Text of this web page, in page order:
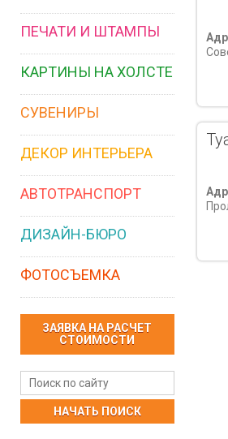
ПЕЧАТИ И ШТАМПЫ
КАРТИНЫ НА ХОЛСТЕ
СУВЕНИРЫ
ДЕКОР ИНТЕРЬЕРА
АВТОТРАНСПОРТ
ДИЗАЙН-БЮРО
ФОТОСЪЕМКА
ЗАЯВКА НА РАСЧЕТ
СТОИМОСТИ
НАЧАТЬ ПОИСК